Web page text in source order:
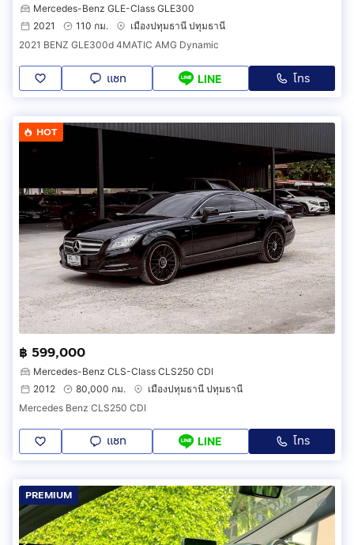
Mercedes-Benz GLE-Class GLE300
2021
110 กม.
เมืองปทุมธานี ปทุมธานี
2021 BENZ GLE300d 4MATIC AMG Dynamic
แชท LINE โทร
HOT
฿ 599,000
Mercedes-Benz CLS-Class CLS250 CDI
2012
80,000 กม.
เมืองปทุมธานี ปทุมธานี
Mercedes Benz CLS250 CDI
แชท LINE โทร
PREMIUM